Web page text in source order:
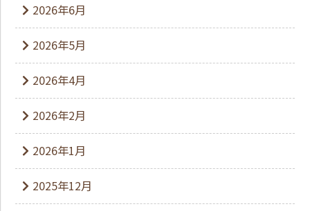
2026年6月
2026年5月
2026年4月
2026年2月
2026年1月
2025年12月